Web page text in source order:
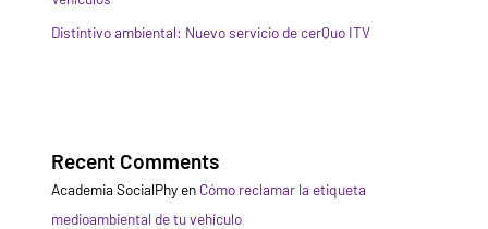
Distintivo ambiental: Nuevo servicio de cerQuo ITV
Recent Comments
Academia SocialPhyen Cómo reclamar la etiqueta
medioambiental de tu vehículo